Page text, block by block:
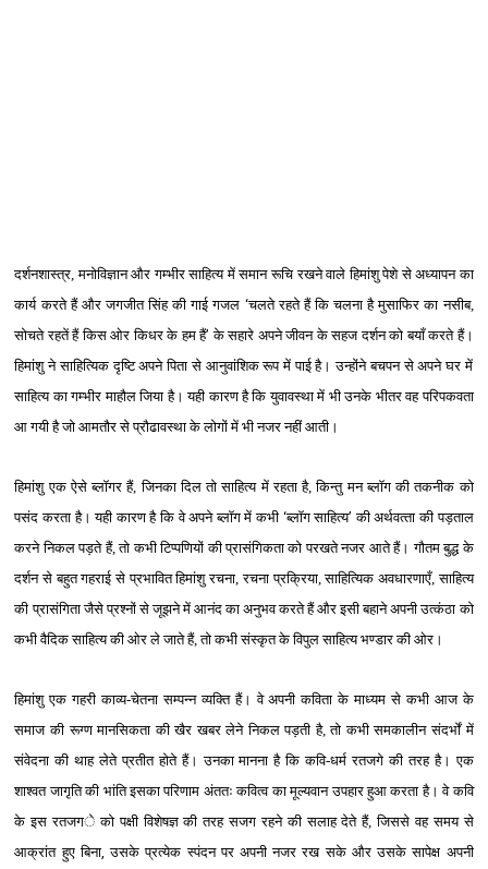
दर्शनशास्‍त्र, मनोविज्ञान और गम्‍भीर साहित्‍य में समान रूचि रखने वाले हिमांशु पेशे से अध्‍यापन का
कार्य करते हैं और जगजीत सिंह की गाई गजल ‘चलते रहते हैं कि चलना है मुसाफिर का नसीब,
सोचते रहतें हैं किस ओर किधर के हम हैं’ के सहारे अपने जीवन के सहज दर्शन को बयाँ करते हैं।
हिमांशु ने साहित्यिक दृष्टि अपने पिता से आनुवांशिक रूप में पाई है। उन्‍होंने बचपन से अपने घर में
साहित्‍य का गम्‍भीर माहौल जिया है। यही कारण है कि युवावस्‍था में भी उनके भीतर वह परिपकवता
आ गयी है जो आमतौर से प्रौढावस्‍था के लोगों में भी नजर नहीं आती।
हिमांशु एक ऐसे ब्‍लॉगर हैं, जिनका दिल तो साहित्‍य में रहता है, किन्‍तु मन ब्‍लॉग की तकनीक को
पसंद करता है। यही कारण है कि वे अपने ब्‍लॉग में कभी ‘ब्‍लॉग साहित्‍य’ की अर्थवत्‍ता की पड़ताल
करने निकल पड़ते हैं, तो कभी टिप्‍पणियों की प्रासंगिकता को परखते नजर आते हैं। गौतम बुद्ध के
दर्शन से बहुत गहराई से प्रभावित हिमांशु रचना, रचना प्रक्रिया, साहित्यिक अवधारणाएँ, साहित्‍य
की प्रासंगिता जैसे प्रश्‍नों से जूझने में आनंद का अनुभव करते हैं और इसी बहाने अपनी उत्‍कंठा को
कभी वैदिक साहित्‍य की ओर ले जाते हैं, तो कभी संस्‍कृत के विपुल साहित्‍य भण्‍डार की ओर।
हिमांशु एक गहरी काव्‍य-चेतना सम्‍पन्‍न व्‍यक्ति हैं। वे अपनी कविता के माध्‍यम से कभी आज के
समाज की रूग्‍ण मानसिकता की खैर खबर लेने निकल पड़ती है, तो कभी समकालीन संदर्भों में
संवेदना की थाह लेते प्रतीत होते हैं। उनका मानना है किकवि-धर्म रतजगे की तरह है। एक
शाश्वत जागृति की भांतिइसका परिणाम अंततः कवित्व का मूल्यवान उपहार हुआ करता है।वे कवि
के इसरतजगे कोपक्षी विशेषज्ञ कीतरहसजग र‍हने की सलाह देते हैं, जिससे वहसमय से
आक्रांत हुए बिना,उसके प्रत्येक स्पंदन परअपनी नजर रख सके और उसके सापेक्ष अपनी